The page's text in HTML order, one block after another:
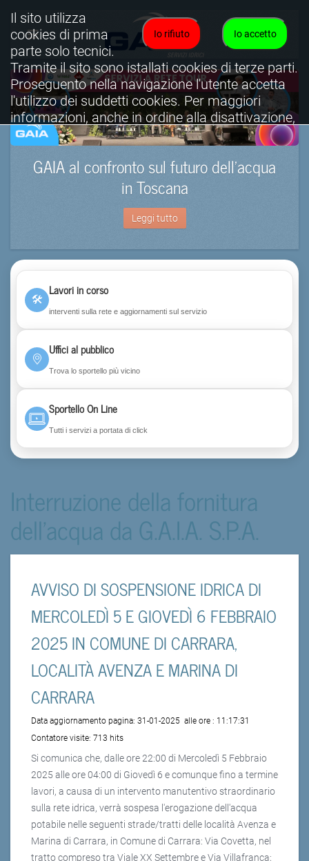
GAIA al confronto sul futuro dell’acqua
in Toscana
Leggi tutto
🛠
Lavori in corso
interventi sulla rete e aggiornamenti sul servizio
Uffici al pubblico
Trova lo sportello più vicino
Sportello On Line
Tutti i servizi a portata di click
Interruzione della fornitura
dell'acqua da G.A.I.A. S.P.A.
AVVISO DI SOSPENSIONE IDRICA DI
MERCOLEDÌ 5 E GIOVEDÌ 6 FEBBRAIO
2025 IN COMUNE DI CARRARA,
LOCALITÀ AVENZA E MARINA DI
CARRARA
Data aggiornamento pagina: 31-01-2025 alle ore : 11:17:31
Contatore visite: 713 hits
Si comunica che, dalle ore 22:00 di Mercoledì 5 Febbraio
2025 alle ore 04:00 di Giovedì 6 e comunque fino a termine
lavori, a causa di un intervento manutentivo straordinario
sulla rete idrica, verrà sospesa l'erogazione dell'acqua
potabile nelle seguenti strade/tratti delle località Avenza e
Marina di Carrara, in Comune di Carrara: Via Covetta, nel
tratto compreso tra Viale XX Settembre e Via Villafranca;
Io accetto
Io rifiuto
Il sito utilizza
cookies di prima
parte solo tecnici.
Tramite il sito sono istallati cookies di terze parti.
Proseguento nella navigazione l'utente accetta
l'utilizzo dei suddetti cookies. Per maggiori
informazioni, anche in ordine alla disattivazione,
è possibile consultare l'informativa cookies
completa.
Visualizza informativa completa.